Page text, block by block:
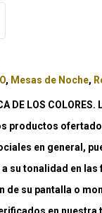
, Mesas de Noche,
DE LOS
productos
en general,
su tonalidad en
de su pantalla o